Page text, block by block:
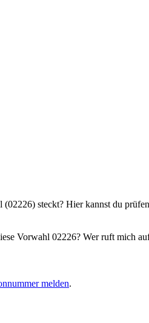
steckt? Hier kannst du
Vorwahl 02226? Wer ruft mich
melden.